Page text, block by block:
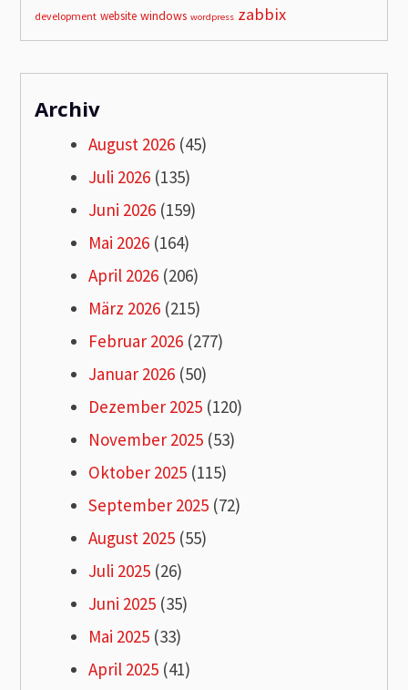
development website windows wordpress zabbix
Archiv
August 2026 (45)
Juli 2026 (135)
Juni 2026 (159)
Mai 2026 (164)
April 2026 (206)
März 2026 (215)
Februar 2026 (277)
Januar 2026 (50)
Dezember 2025 (120)
November 2025 (53)
Oktober 2025 (115)
September 2025 (72)
August 2025 (55)
Juli 2025 (26)
Juni 2025 (35)
Mai 2025 (33)
April 2025 (41)